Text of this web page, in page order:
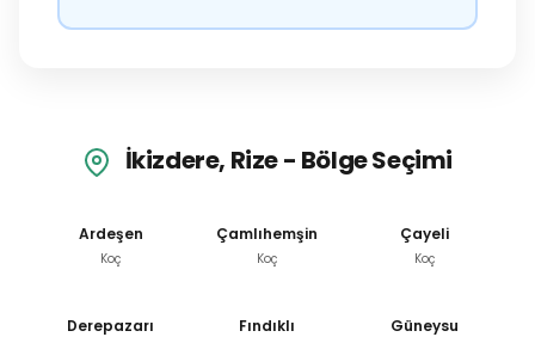
İkizdere, Rize - Bölge Seçimi
Ardeşen
Koç
Çamlıhemşin
Koç
Çayeli
Koç
Derepazarı Fındıklı Güneysu